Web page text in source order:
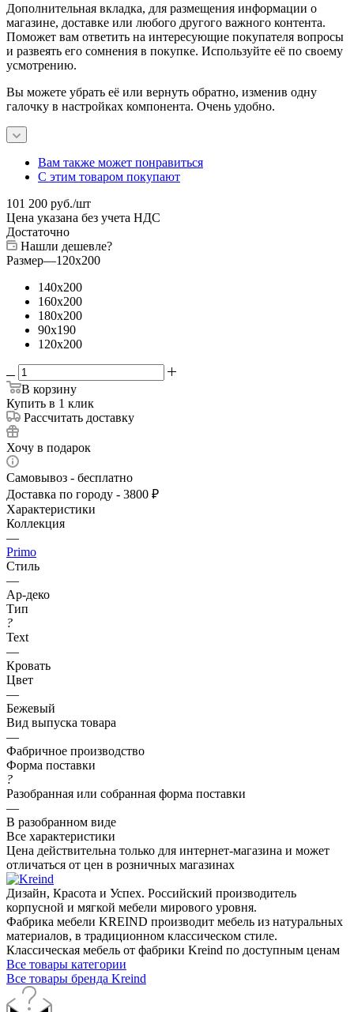
Дополнительная вкладка, для размещения информации о
магазине, доставке или любого другого важного контента.
Поможет вам ответить на интересующие покупателя вопросы
и развеять его сомнения в покупке. Используйте её по своему
усмотрению.
Вы можете убрать её или вернуть обратно, изменив одну
галочку в настройках компонента. Очень удобно.
Вам также может понравиться
С этим товаром покупают
101 200 руб./шт
Цена указана без учета НДС
Достаточно
Нашли дешевле?
Размер—120x200
140x200
160x200
180x200
90x190
120x200
В корзину
Купить в 1 клик
Рассчитать доставку
Хочу в подарок
Самовывоз - бесплатно
Доставка по городу - 3800 ₽
Характеристики
Коллекция
—
Primo
Стиль
—
Ар-деко
Тип
?
Text
—
Кровать
Цвет
—
Бежевый
Вид выпуска товара
—
Фабричное производство
Форма поставки
?
Разобранная или собранная форма поставки
—
В разобранном виде
Все характеристики
Цена действительна только для интернет-магазина и может
отличаться от цен в розничных магазинах
Дизайн, Красота и Успех. Российский производитель
корпусной и мягкой мебели мирового уровня.
Фабрика мебели KREIND производит мебель из натуральных
материалов, в традиционном классическом стиле.
Классическая мебель от фабрики Kreind по доступным ценам
Все товары категории
Все товары бренда Kreind